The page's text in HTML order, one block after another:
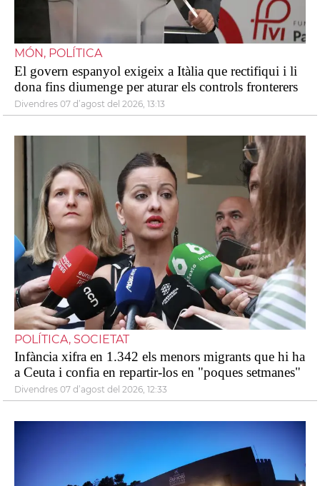
MÓN, POLÍTICA
El govern espanyol exigeix a Itàlia que rectifiqui i li
dona fins diumenge per aturar els controls fronterers
divendres 07 d’agost del 2026, 13:13
POLÍTICA, SOCIETAT
Infància xifra en 1.342 els menors migrants que hi ha
a Ceuta i confia en repartir-los en "poques setmanes"
divendres 07 d’agost del 2026, 12:33